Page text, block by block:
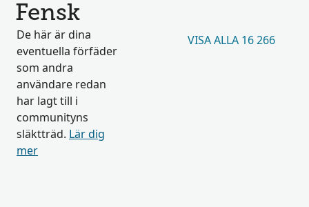
Fensk
De här är dina
eventuella förfäder
som andra
användare redan
har lagt till i
communityns
släktträd. Lär dig
mer
VISA ALLA 16 266